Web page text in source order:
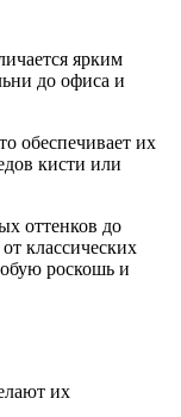
ярким
до офиса и
обеспечивает их
кисти или
оттенков до
классических
роскошь и
их